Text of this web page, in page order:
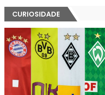
CURIOSIDADE